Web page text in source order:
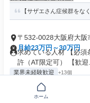
【サザエさん症候群をな
〒532-0028大阪府大阪
月給23万円～30万円
求めている人材 【必須
許（AT限定可） 【歓迎...
業界未経験歓迎 +13個
ホーム